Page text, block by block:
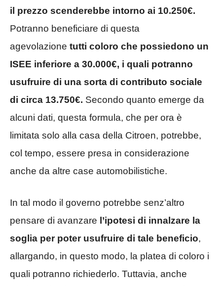
il prezzo scenderebbe intorno ai 10.250€.
Potranno beneficiare di questa
agevolazione tutti coloro che possiedono un
ISEE inferiore a 30.000€, i quali potranno
usufruire di una sorta di contributo sociale
di circa 13.750€. Secondo quanto emerge da
alcuni dati, questa formula, che per ora è
limitata solo alla casa della Citroen, potrebbe,
col tempo, essere presa in considerazione
anche da altre case automobilistiche.
In tal modo il governo potrebbe senz’altro
pensare di avanzare l’ipotesi di innalzare la
soglia per poter usufruire di tale beneficio,
allargando, in questo modo, la platea di coloro i
quali potranno richiederlo. Tuttavia, anche